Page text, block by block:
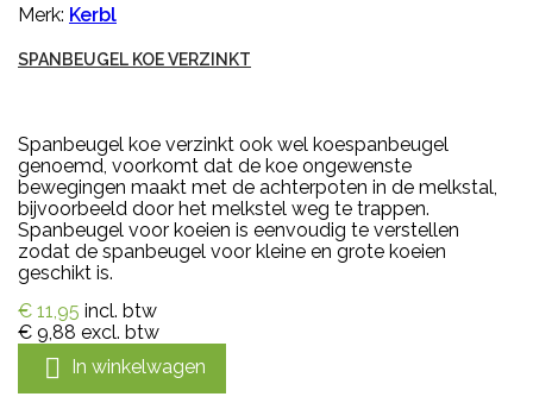
Merk: Kerbl
SPANBEUGEL KOE VERZINKT
Spanbeugel koe verzinkt ook wel koespanbeugel
genoemd, voorkomt dat de koe ongewenste
bewegingen maakt met de achterpoten in de melkstal,
bijvoorbeeld door het melkstel weg te trappen.
Spanbeugel voor koeien is eenvoudig te verstellen
zodat de spanbeugel voor kleine en grote koeien
geschikt is.
€ 11,95 incl. btw
€ 9,88 excl. btw
 In winkelwagen